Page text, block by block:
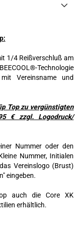
1/4 Reißverschluß am
Technologie
Vereinsname und
Top zu vergünstigten
€ zzgl. Logodruck/
Nummer oder den
Nummer, Initialen
Vereinslogo (Brust)
eingeben.
auch die Core XK
erhältlich.